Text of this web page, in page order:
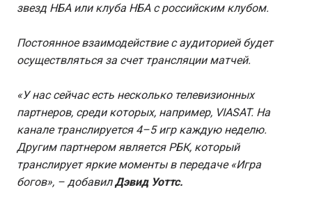
звезд НБА или клуба НБА с российским клубом.
Постоянное взаимодействие с аудиторией будет
осуществляться за счет трансляции матчей.
«У нас сейчас есть несколько телевизионных
партнеров, среди которых, например, VIASAT. На
канале транслируется 4–5 игр каждую неделю.
Другим партнером является РБК, который
транслирует яркие моменты в передаче «Игра
богов», – добавилДэвид Уоттс.